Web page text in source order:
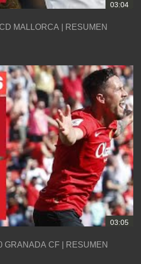
03:04
MALLORCA | RESUMEN
03:05
GRANADA CF | RESUMEN